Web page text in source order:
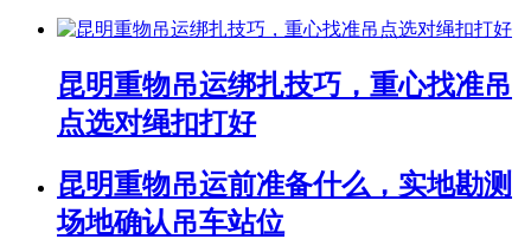
昆明重物吊运绑扎技巧，重心找准吊
点选对绳扣打好
昆明重物吊运前准备什么，实地勘测
场地确认吊车站位